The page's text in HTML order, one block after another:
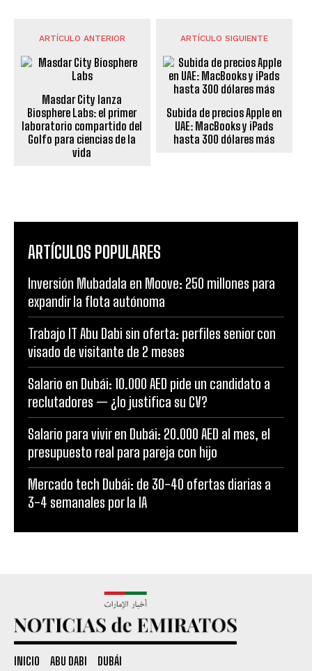
ARTÍCULO ANTERIOR
Masdar City lanza
Biosphere Labs: el primer
laboratorio compartido del
Golfo para ciencias de la
vida
ARTÍCULO SIGUIENTE
Subida de precios Apple en
UAE: MacBooks y iPads
hasta 300 dólares más
ARTÍCULOS POPULARES
Inversión Mubadala en Moove: 250 millones para
expandir la flota autónoma
Trabajo IT Abu Dabi sin oferta: perfiles senior con
visado de visitante de 2 meses
Salario en Dubái: 10.000 AED pide un candidato a
reclutadores — ¿lo justifica su CV?
Salario para vivir en Dubái: 20.000 AED al mes, el
presupuesto real para pareja con hijo
Mercado tech Dubái: de 30-40 ofertas diarias a
3-4 semanales por la IA
INICIO ABU DABI DUBÁI